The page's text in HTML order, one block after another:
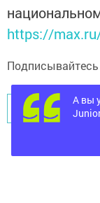
https://
Подписывайтесь
А вы